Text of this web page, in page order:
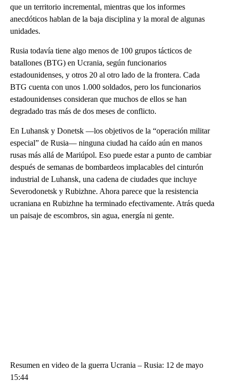
que un territorio incremental, mientras que los informes
anecdóticos hablan de la baja disciplina y la moral de algunas
unidades.
Rusia todavía tiene algo menos de 100 grupos tácticos de
batallones (BTG) en Ucrania, según funcionarios
estadounidenses, y otros 20 al otro lado de la frontera. Cada
BTG cuenta con unos 1.000 soldados, pero los funcionarios
estadounidenses consideran que muchos de ellos se han
degradado tras más de dos meses de conflicto.
En Luhansk y Donetsk —los objetivos de la “operación militar
especial” de Rusia— ninguna ciudad ha caído aún en manos
rusas más allá de Mariúpol. Eso puede estar a punto de cambiar
después de semanas de bombardeos implacables del cinturón
industrial de Luhansk, una cadena de ciudades que incluye
Severodonetsk y Rubizhne. Ahora parece que la resistencia
ucraniana en Rubizhne ha terminado efectivamente. Atrás queda
un paisaje de escombros, sin agua, energía ni gente.
Resumen en video de la guerra Ucrania – Rusia: 12 de mayo
15:44